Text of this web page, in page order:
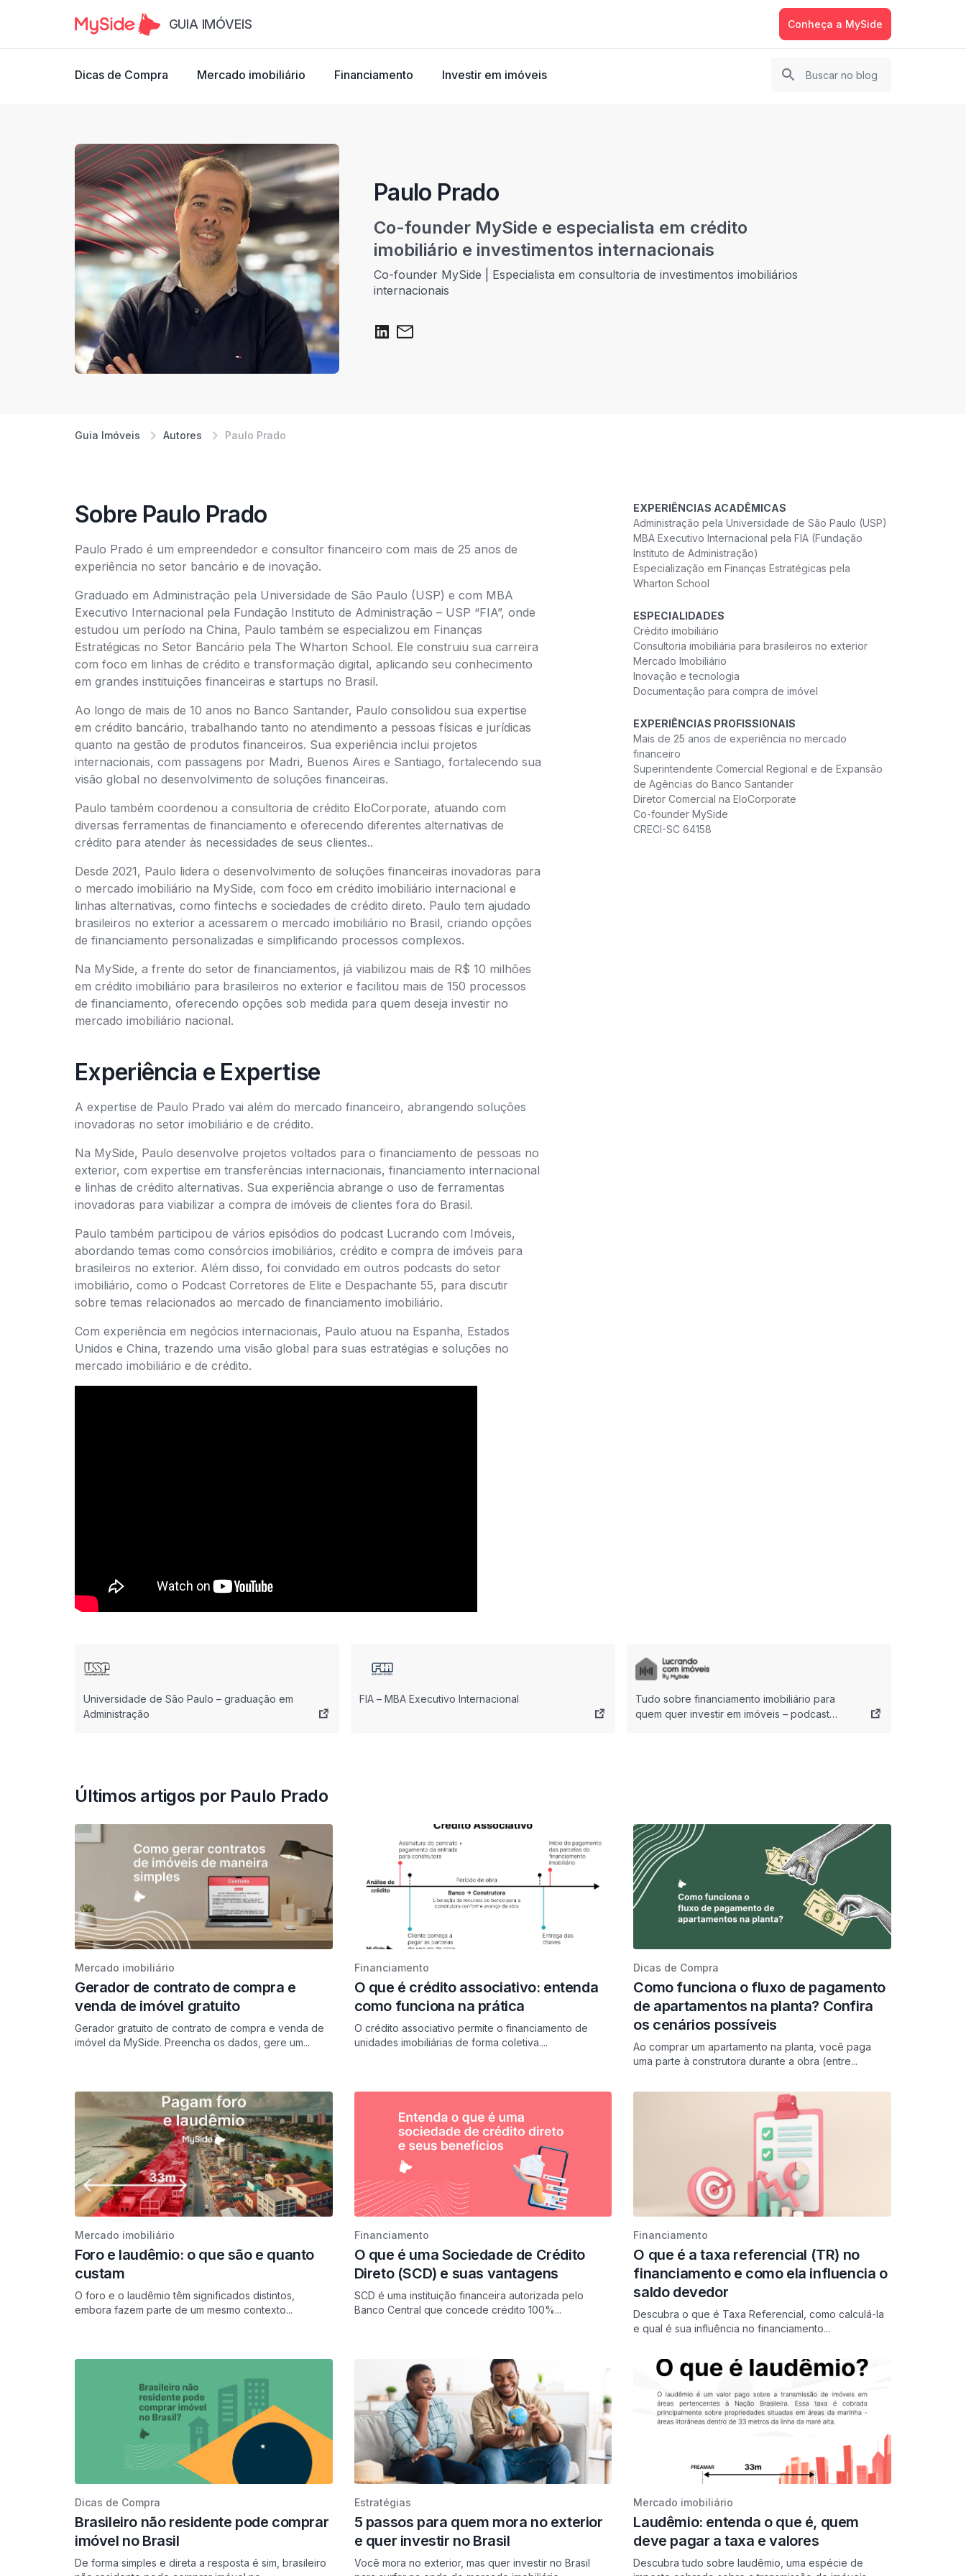
GUIA IMÓVEIS Conheça a MySide
Dicas de Compra Mercado imobiliário Financiamento Investir em imóveis
Guia Imóveis Autores Paulo Prado
Paulo Prado
Co-founder MySide e especialista em crédito
imobiliário e investimentos internacionais
Co-founder MySide | Especialista em consultoria de investimentos imobiliários
internacionais
EXPERIÊNCIAS ACADÊMICAS
Administração pela Universidade de São Paulo (USP)
MBA Executivo Internacional pela FIA (Fundação
Instituto de Administração)
Especialização em Finanças Estratégicas pela
Wharton School
ESPECIALIDADES
Crédito imobiliário
Consultoria imobiliária para brasileiros no exterior
Mercado Imobiliário
Inovação e tecnologia
Documentação para compra de imóvel
EXPERIÊNCIAS PROFISSIONAIS
Mais de 25 anos de experiência no mercado
financeiro
Superintendente Comercial Regional e de Expansão
de Agências do Banco Santander
Diretor Comercial na EloCorporate
Co-founder MySide
CRECI-SC 64158
Sobre Paulo Prado
Paulo Prado é um empreendedor e consultor financeiro com mais de 25 anos de
experiência no setor bancário e de inovação.
Graduado em Administração pela Universidade de São Paulo (USP) e com MBA
Executivo Internacional pela Fundação Instituto de Administração – USP “FIA”, onde
estudou um período na China, Paulo também se especializou em Finanças
Estratégicas no Setor Bancário pela The Wharton School. Ele construiu sua carreira
com foco em linhas de crédito e transformação digital, aplicando seu conhecimento
em grandes instituições financeiras e startups no Brasil.
Ao longo de mais de 10 anos no Banco Santander, Paulo consolidou sua expertise
em crédito bancário, trabalhando tanto no atendimento a pessoas físicas e jurídicas
quanto na gestão de produtos financeiros. Sua experiência inclui projetos
internacionais, com passagens por Madri, Buenos Aires e Santiago, fortalecendo sua
visão global no desenvolvimento de soluções financeiras.
Paulo também coordenou a consultoria de crédito EloCorporate, atuando com
diversas ferramentas de financiamento e oferecendo diferentes alternativas de
crédito para atender às necessidades de seus clientes..
Desde 2021, Paulo lidera o desenvolvimento de soluções financeiras inovadoras para
o mercado imobiliário na MySide, com foco em crédito imobiliário internacional e
linhas alternativas, como fintechs e sociedades de crédito direto. Paulo tem ajudado
brasileiros no exterior a acessarem o mercado imobiliário no Brasil, criando opções
de financiamento personalizadas e simplificando processos complexos.
Na MySide, a frente do setor de financiamentos, já viabilizou mais de R$ 10 milhões
em crédito imobiliário para brasileiros no exterior e facilitou mais de 150 processos
de financiamento, oferecendo opções sob medida para quem deseja investir no
mercado imobiliário nacional.
Experiência e Expertise
A expertise de Paulo Prado vai além do mercado financeiro, abrangendo soluções
inovadoras no setor imobiliário e de crédito.
Na MySide, Paulo desenvolve projetos voltados para o financiamento de pessoas no
exterior, com expertise em transferências internacionais, financiamento internacional
e linhas de crédito alternativas. Sua experiência abrange o uso de ferramentas
inovadoras para viabilizar a compra de imóveis de clientes fora do Brasil.
Paulo também participou de vários episódios do podcast Lucrando com Imóveis,
abordando temas como consórcios imobiliários, crédito e compra de imóveis para
brasileiros no exterior. Além disso, foi convidado em outros podcasts do setor
imobiliário, como o Podcast Corretores de Elite e Despachante 55, para discutir
sobre temas relacionados ao mercado de financiamento imobiliário.
Com experiência em negócios internacionais, Paulo atuou na Espanha, Estados
Unidos e China, trazendo uma visão global para suas estratégias e soluções no
mercado imobiliário e de crédito.
Universidade de São Paulo – graduação em
Administração
FIA – MBA Executivo Internacional
Tudo sobre financiamento imobiliário para
quem quer investir em imóveis – podcast
Últimos artigos por Paulo Prado
Mercado imobiliário
Gerador de contrato de compra e
venda de imóvel gratuito
Gerador gratuito de contrato de compra e venda de
imóvel da MySide. Preencha os dados, gere um...
Financiamento
O que é crédito associativo: entenda
como funciona na prática
O crédito associativo permite o financiamento de
unidades imobiliárias de forma coletiva....
Dicas de Compra
Como funciona o fluxo de pagamento
de apartamentos na planta? Confira
os cenários possíveis
Ao comprar um apartamento na planta, você paga
uma parte à construtora durante a obra (entre...
Mercado imobiliário
Foro e laudêmio: o que são e quanto
custam
O foro e o laudêmio têm significados distintos,
embora fazem parte de um mesmo contexto...
Financiamento
O que é uma Sociedade de Crédito
Direto (SCD) e suas vantagens
SCD é uma instituição financeira autorizada pelo
Banco Central que concede crédito 100%...
Financiamento
O que é a taxa referencial (TR) no
financiamento e como ela influencia o
saldo devedor
Descubra o que é Taxa Referencial, como calculá-la
e qual é sua influência no financiamento...
Dicas de Compra
Brasileiro não residente pode comprar
imóvel no Brasil
De forma simples e direta a resposta é sim, brasileiro
Estratégias
5 passos para quem mora no exterior
e quer investir no Brasil
Você mora no exterior, mas quer investir no Brasil
Mercado imobiliário
Laudêmio: entenda o que é, quem
deve pagar a taxa e valores
Descubra tudo sobre laudêmio, uma espécie de